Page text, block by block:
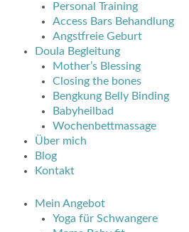
Personal Training
Access Bars Behandlung
Angstfreie Geburt
Doula Begleitung
Mother’s Blessing
Closing the bones
Bengkung Belly Binding
Babyheilbad
Wochenbettmassage
Über mich
Blog
Kontakt
Mein Angebot
Yoga für Schwangere